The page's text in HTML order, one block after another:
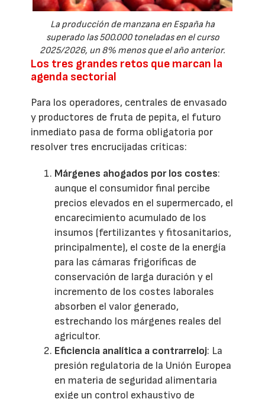
La producción de manzana en España ha
superado las 500.000 toneladas en el curso
2025/2026, un 8% menos que el año anterior.
Los tres grandes retos que marcan la
agenda sectorial
Para los operadores, centrales de envasado
y productores de fruta de pepita, el futuro
inmediato pasa de forma obligatoria por
resolver tres encrucijadas críticas:
Márgenes ahogados por los costes:
aunque el consumidor final percibe
precios elevados en el supermercado, el
encarecimiento acumulado de los
insumos (fertilizantes y fitosanitarios,
principalmente), el coste de la energía
para las cámaras frigoríficas de
conservación de larga duración y el
incremento de los costes laborales
absorben el valor generado,
estrechando los márgenes reales del
agricultor.
Eficiencia analítica a contrarreloj: La
presión regulatoria de la Unión Europea
en materia de seguridad alimentaria
exige un control exhaustivo de